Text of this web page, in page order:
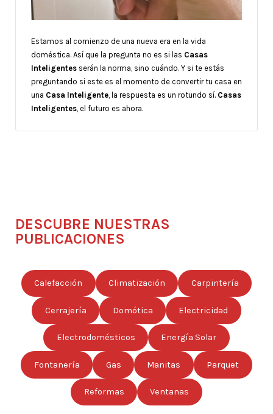
Estamos al comienzo de una nueva era en la vida
doméstica. Así que la pregunta no es si las Casas
Inteligentes serán la norma, sino cuándo. Y si te estás
preguntando si este es el momento de convertir tu casa en
una Casa Inteligente , la respuesta es un rotundo sí. Casas
Inteligentes , el futuro es ahora.
DESCUBRE NUESTRAS
PUBLICACIONES
Calefacción Climatización Carpintería
Cerrajería Domótica Electricidad
Electrodomésticos Energía Solar
Fontanería Gas Manitas Parquet
Reformas Ventanas